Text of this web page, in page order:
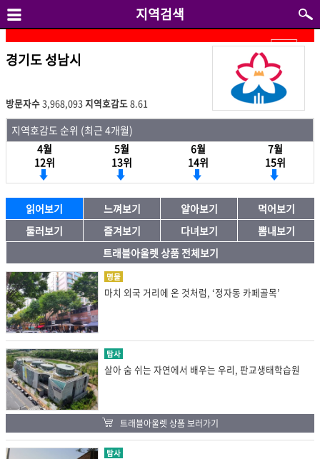
지역검색
경기도 성남시
방문자수 3,968,093지역호감도 8.61
지역호감도 순위 (최근 4개월)
4월
12위
5월
13위
6월
14위
7월
15위
읽어보기 느껴보기 알아보기
먹어보기
둘러보기
즐겨보기 다녀보기
뽐내보기
트래블아울렛 상품 전체보기
명물
마치 외국 거리에 온 것처럼, ‘정자동 카페골목’
탐사
살아 숨 쉬는 자연에서 배우는 우리, 판교생태학습원
트래블아울렛 상품 보러가기
탐사